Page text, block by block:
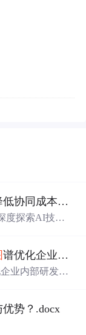
企业如何高效整合产业链资源，降低协同成本？.docx
度探索AI技术
新与产业创新
谱优化企业内部研发资源协同？.docx
业内部研发资
势？.docx